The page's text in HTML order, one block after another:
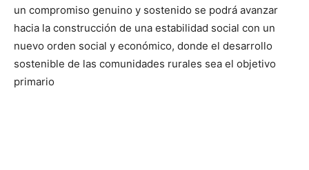
un compromiso genuino y sostenido se podrá avanzar
hacia la construcción de una estabilidad social con un
nuevo orden social y económico, donde el desarrollo
sostenible de las comunidades rurales sea el objetivo
primario